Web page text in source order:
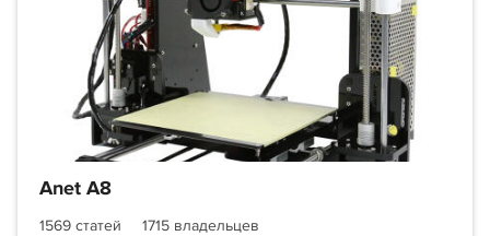
Anet A8
1569 статей
1715 владельцев